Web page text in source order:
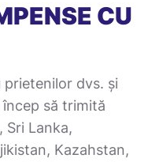
CU
dvs. și
să trimită
Sri Lanka,
Kazahstan,